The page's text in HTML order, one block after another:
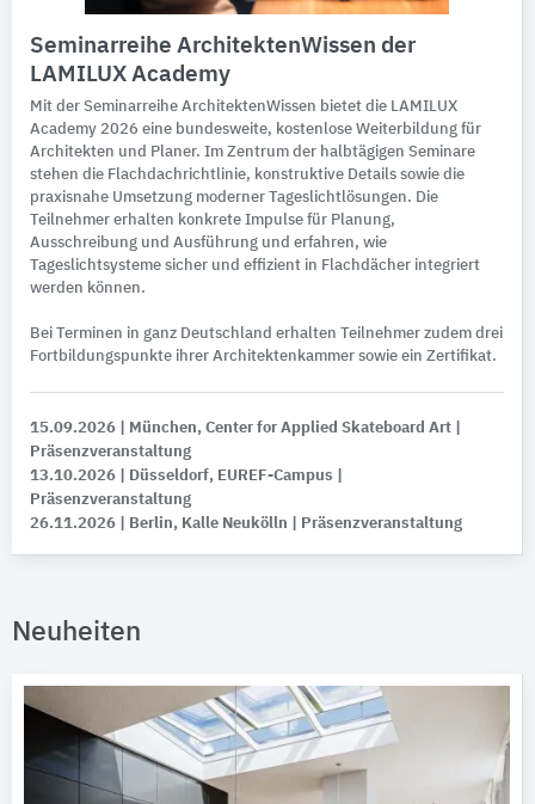
Seminarreihe ArchitektenWissen der
LAMILUX Academy
Mit der Seminarreihe ArchitektenWissen bietet die LAMILUX
Academy 2026 eine bundesweite, kostenlose Weiterbildung für
Architekten und Planer. Im Zentrum der halbtägigen Seminare
stehen die Flachdachrichtlinie, konstruktive Details sowie die
praxisnahe Umsetzung moderner Tageslichtlösungen. Die
Teilnehmer erhalten konkrete Impulse für Planung,
Ausschreibung und Ausführung und erfahren, wie
Tageslichtsysteme sicher und effizient in Flachdächer integriert
werden können.
Bei Terminen in ganz Deutschland erhalten Teilnehmer zudem drei
Fortbildungspunkte ihrer Architektenkammer sowie ein Zertifikat.
15.09.2026 | München, Center for Applied Skateboard Art
Präsenzveranstaltung
13.10.2026
| Düsseldorf, EUREF-Campus
Präsenzveranstaltung
26.11.2026
| Berlin, Kalle Neukölln | Präsenzveranstaltung
Neuheiten